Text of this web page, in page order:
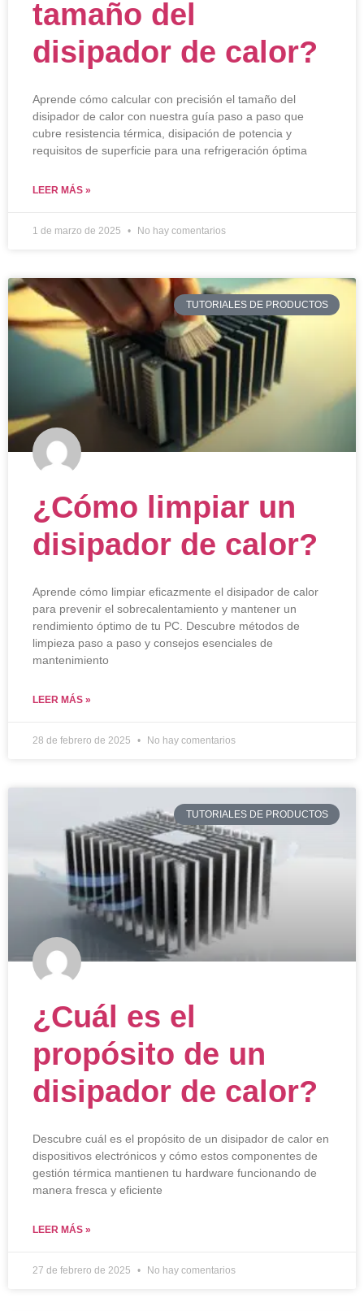
tamaño del
disipador de calor?
Aprende cómo calcular con precisión el tamaño del
disipador de calor con nuestra guía paso a paso que
cubre resistencia térmica, disipación de potencia y
requisitos de superficie para una refrigeración óptima
LEER MÁS »
1 de marzo de 2025 No hay comentarios
TUTORIALES DE PRODUCTOS
¿Cómo limpiar un
disipador de calor?
Aprende cómo limpiar eficazmente el disipador de calor
para prevenir el sobrecalentamiento y mantener un
rendimiento óptimo de tu PC. Descubre métodos de
limpieza paso a paso y consejos esenciales de
mantenimiento
LEER MÁS »
28 de febrero de 2025 No hay comentarios
TUTORIALES DE PRODUCTOS
¿Cuál es el
propósito de un
disipador de calor?
Descubre cuál es el propósito de un disipador de calor en
dispositivos electrónicos y cómo estos componentes de
gestión térmica mantienen tu hardware funcionando de
manera fresca y eficiente
LEER MÁS »
27 de febrero de 2025 No hay comentarios